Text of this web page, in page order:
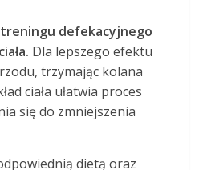
defekacyjnego
Dla lepszego efektu
trzymając kolana
ciała ułatwia proces
się do zmniejszenia
dietą oraz